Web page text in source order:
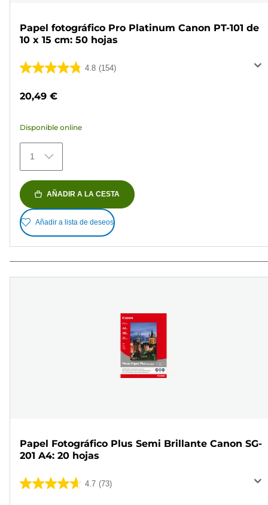
Papel fotográfico Pro Platinum Canon PT-101 de
10 x 15 cm: 50 hojas
4.8 (154)
4.8
5
154
reseñas
20,49 €
Disponible online
1
AÑADIR A LA CESTA
Añadir a lista de deseos
Papel Fotográfico Plus Semi Brillante Canon SG-
201 A4: 20 hojas
4.7 (73)
4.7